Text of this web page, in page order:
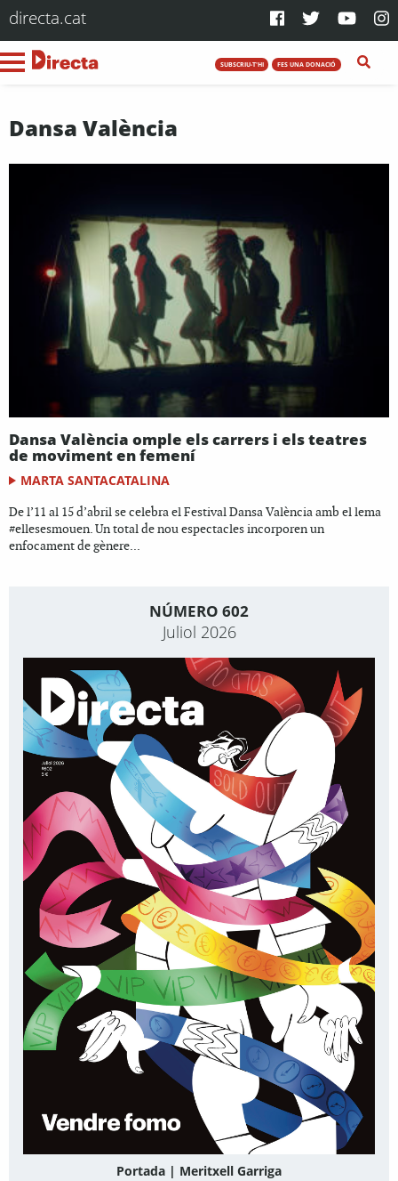
directa.cat
SUBSCRIU-T'HI FES UNA DONACIÓ
Dansa València
Dansa València omple els carrers i els teatres
de moviment en femení
MARTA SANTACATALINA
De l’11 al 15 d’abril se celebra el Festival Dansa València amb el lema
#ellesesmouen. Un total de nou espectacles incorporen un
enfocament de gènere...
NÚMERO 602
Juliol 2026
Portada | Meritxell Garriga